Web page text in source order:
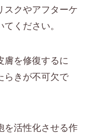
スクやアフターケ
ください。
膚を修復するに
らきが不可欠で
を活性化させる作